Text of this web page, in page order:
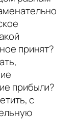
принят?
прибыли?
с